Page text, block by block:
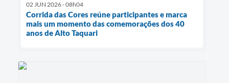
02 JUN 2026 - 08h04
Corrida das Cores reúne participantes e marca
mais um momento das comemorações dos 40
anos de Alto Taquari